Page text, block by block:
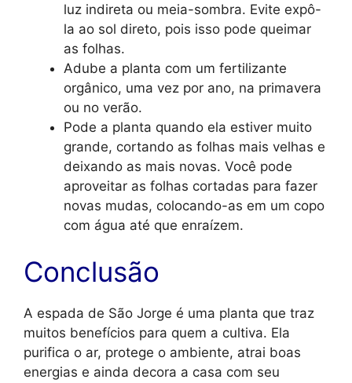
luz indireta ou meia-sombra. Evite expô-
la ao sol direto, pois isso pode queimar
as folhas.
Adube a planta com um fertilizante
orgânico, uma vez por ano, na primavera
ou no verão.
Pode a planta quando ela estiver muito
grande, cortando as folhas mais velhas e
deixando as mais novas. Você pode
aproveitar as folhas cortadas para fazer
novas mudas, colocando-as em um copo
com água até que enraízem.
Conclusão
A espada de São Jorge é uma planta que traz
muitos benefícios para quem a cultiva. Ela
purifica o ar, protege o ambiente, atrai boas
energias e ainda decora a casa com seu